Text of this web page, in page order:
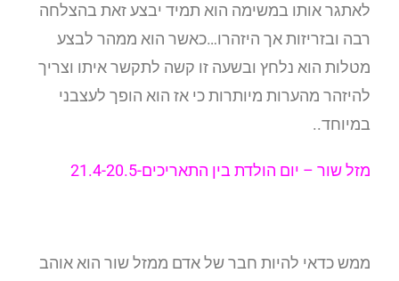
לאתגר אותו במשימה הוא תמיד יבצע זאת בהצלחה
רבה ובזריזות אך היזהרו…כאשר הוא ממהר לבצע
מטלות הוא נלחץ ובשעה זו קשה לתקשר איתו וצריך
להיזהר מהערות מיותרות כי אז הוא הופך לעצבני
במיוחד..
מזל שור – יום הולדת בין התאריכים-21.4-20.5
ממש כדאי להיות חבר של אדם ממזל שור הוא אוהב